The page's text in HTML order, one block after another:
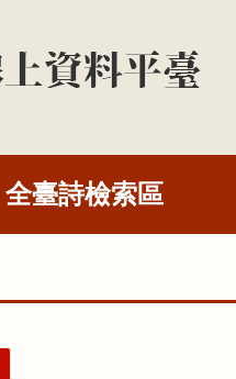
全臺詩檢索區